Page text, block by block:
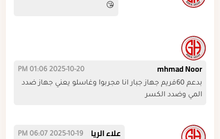
😘
mhmad Noor
2025-10-20 01:06 PM
بدعم 60فريم جهاز جبار انا مجربوا وغاسلو يعني جهاز ضدد
المي وضدد الكسر
علاء الريا 2025-10-19 06:07 PM